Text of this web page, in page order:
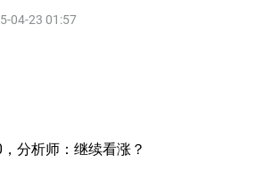
04-23 01:57
分析师：继续看涨？